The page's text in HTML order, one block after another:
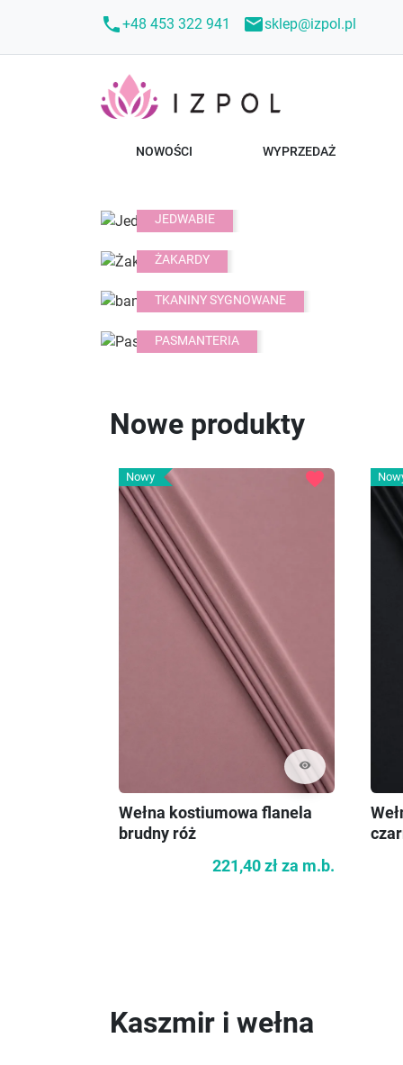
call+48 453 322 941 mailsklep@izpol.pl
NOWOŚCI WYPRZEDAŻ
JEDWABIE
ŻAKARDY
TKANINY SYGNOWANE
PASMANTERIA
Nowe produkty
Nowy
visibility
favorite
Wełna kostiumowa flanela
brudny róż
221,40 złza m.b.
Kaszmir i wełna